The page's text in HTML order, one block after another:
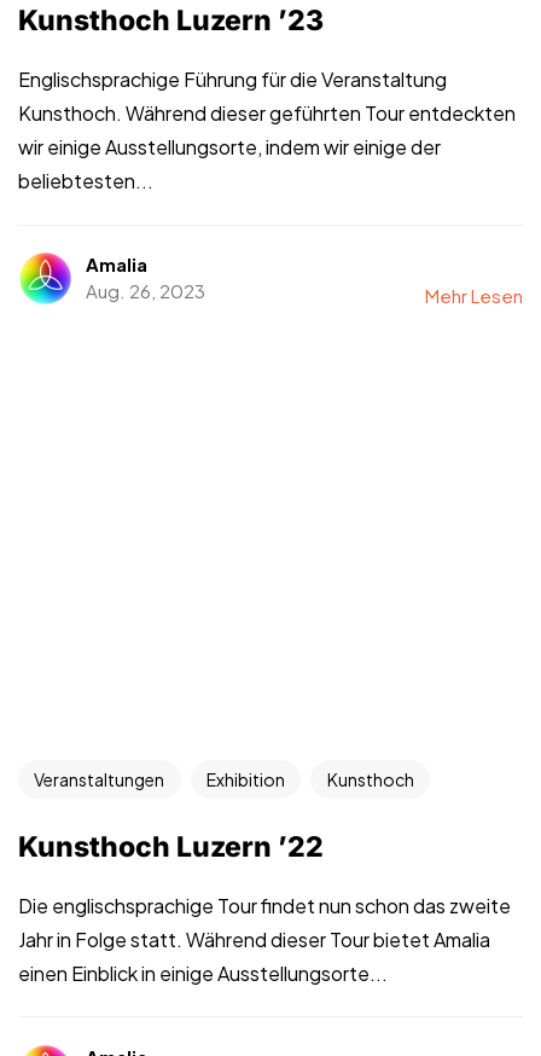
Kunsthoch Luzern ’23
Englischsprachige Führung für die Veranstaltung
Kunsthoch. Während dieser geführten Tour entdeckten
wir einige Ausstellungsorte, indem wir einige der
beliebtesten...
Amalia
Aug. 26, 2023
Mehr Lesen
Veranstaltungen Exhibition Kunsthoch
Kunsthoch Luzern ’22
Die englischsprachige Tour findet nun schon das zweite
Jahr in Folge statt. Während dieser Tour bietet Amalia
einen Einblick in einige Ausstellungsorte...